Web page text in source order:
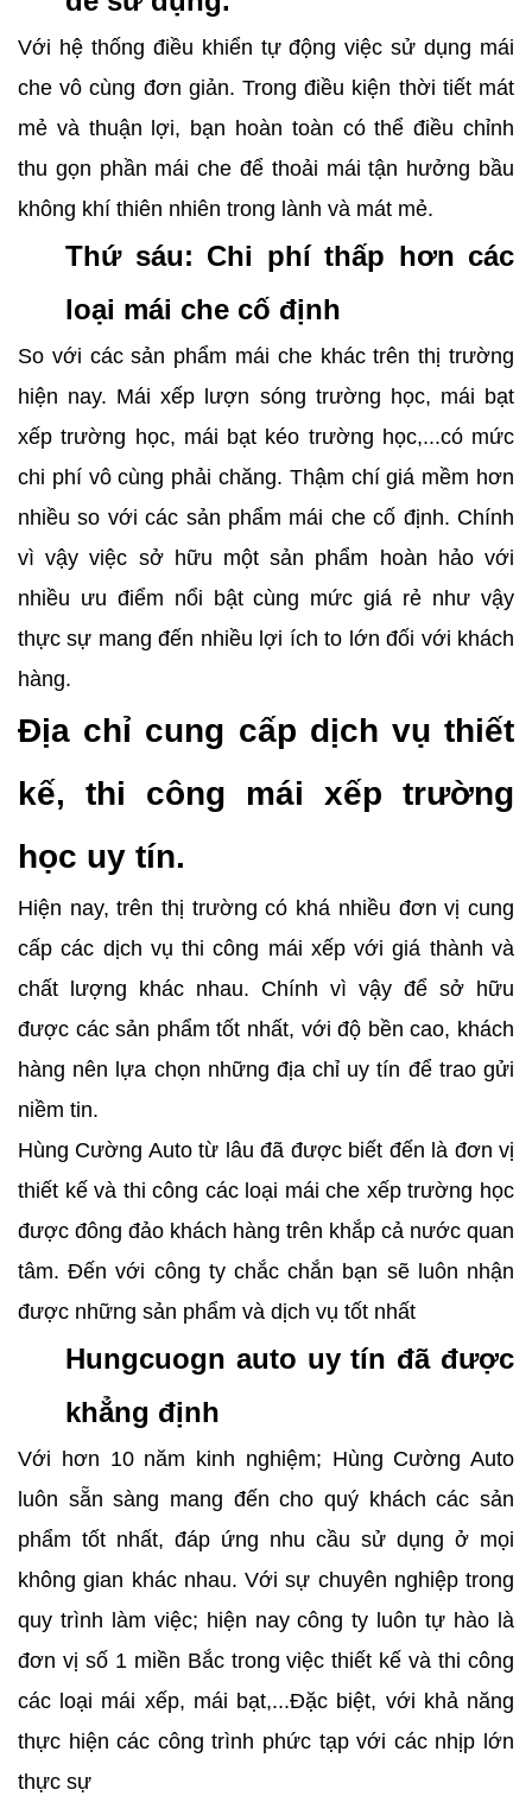
Với hệ thống điều khiển tự động việc sử dụng mái
che vô cùng đơn giản. Trong điều kiện thời tiết mát
mẻ và thuận lợi, bạn hoàn toàn có thể điều chỉnh
thu gọn phần mái che để thoải mái tận hưởng bầu
không khí thiên nhiên trong lành và mát mẻ.
Thứ sáu: Chi phí thấp hơn các
loại mái che cố định
So với các sản phẩm mái che khác trên thị trường
hiện nay. Mái xếp lượn sóng trường học, mái bạt
xếp trường học, mái bạt kéo trường học,...có mức
chi phí vô cùng phải chăng. Thậm chí giá mềm hơn
nhiều so với các sản phẩm mái che cố định. Chính
vì vậy việc sở hữu một sản phẩm hoàn hảo với
nhiều ưu điểm nổi bật cùng mức giá rẻ như vậy
thực sự mang đến nhiều lợi ích to lớn đối với khách
hàng.
Địa chỉ cung cấp dịch vụ thiết
kế, thi công mái xếp trường
học uy tín.
Hiện nay, trên thị trường có khá nhiều đơn vị cung
cấp các dịch vụ thi công mái xếp với giá thành và
chất lượng khác nhau. Chính vì vậy để sở hữu
được các sản phẩm tốt nhất, với độ bền cao, khách
hàng nên lựa chọn những địa chỉ uy tín để trao gửi
niềm tin.
Hùng Cường Auto từ lâu đã được biết đến là đơn vị
thiết kế và thi công các loại mái che xếp trường học
được đông đảo khách hàng trên khắp cả nước quan
tâm. Đến với công ty chắc chắn bạn sẽ luôn nhận
được những sản phẩm và dịch vụ tốt nhất
Hungcuogn auto uy tín đã được
khẳng định
Với hơn 10 năm kinh nghiệm; Hùng Cường Auto
luôn sẵn sàng mang đến cho quý khách các sản
phẩm tốt nhất, đáp ứng nhu cầu sử dụng ở mọi
không gian khác nhau. Với sự chuyên nghiệp trong
quy trình làm việc; hiện nay công ty luôn tự hào là
đơn vị số 1 miền Bắc trong việc thiết kế và thi công
các loại mái xếp, mái bạt,...Đặc biệt, với khả năng
thực hiện các công trình phức tạp với các nhịp lớn
thực sự